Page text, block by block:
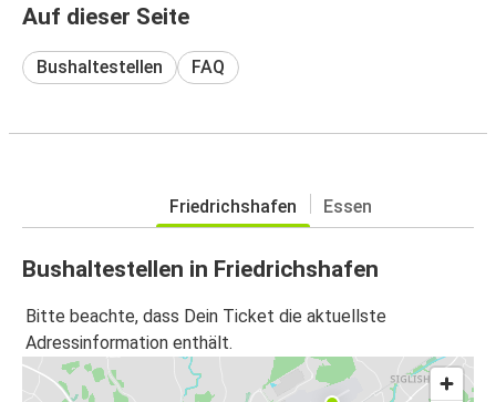
Auf dieser Seite
Bushaltestellen FAQ
Friedrichshafen Essen
Bushaltestellen in Friedrichshafen
Bitte beachte, dass Dein Ticket die aktuellste
Adressinformation enthält.